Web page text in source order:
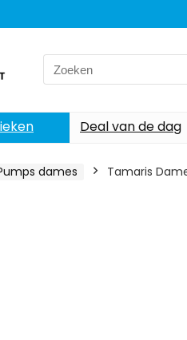
Search
for:
Deal van de dag
dames Tamaris